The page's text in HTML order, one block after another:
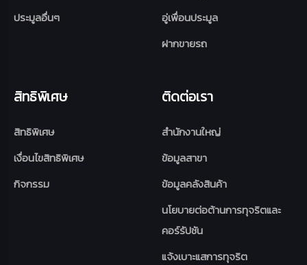
ประมูลอื่นๆ
อู่เพื่อนประมูล
ฝากขายรถ
สิทธิพิเศษ
สิทธิพิเศษ
เงื่อนไขสิทธิพิเศษ
กิจกรรม
ติดต่อเรา
สำนักงานใหญ่
ข้อมูลสาขา
ข้อมูลคลังสินค้า
นโยบายต่อต้านการทุจริตและ
คอร์รัปชัน
แจ้งเบาะแสการทุจริต